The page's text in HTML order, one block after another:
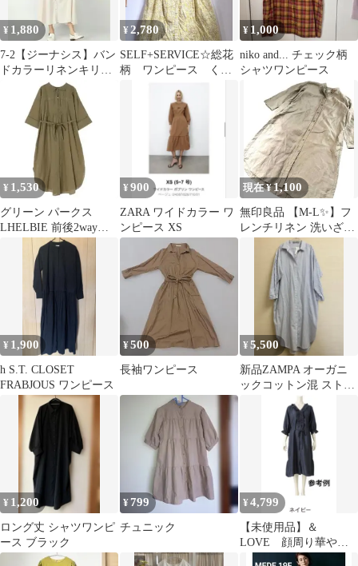
¥ 1,880
7-2【ジーナシス】バン
ドカラーリネンキリカ
エワンピース 麻55%混
¥2,780
SELF+SERVICE☆総花
柄 ワンピース くる
¥ 1,000
niko and... チェック柄
シャツワンピース
¥ 1,530
グリーン パークス
LHELBIE 前後2wayカ
ラミストライプワンピ
¥900
ZARA ワイドカラー ワ
ンピース XS
現在 ¥1,100
無印良品 【M-L✨】フ
レンチリネン 洗いざら
し スタンドカラーシャ
ツワンピース
¥ 1,900
h S.T. CLOSET
FRABJOUS ワンピース
¥500
長袖ワンピース
¥5,500
新品ZAMPA オーガニ
ックコットン混 ストラ
イプ柄 ロングシャツワ
ンピース M
¥ 1,200
ロング丈 シャツワンピ
ース ブラック
¥799
チュニック
¥4,799
【未使用品】＆
LOVE 顔周り華やぐ
フリルガウンワンピー